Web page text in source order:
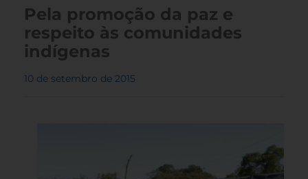
Pela promoção da paz e
respeito às comunidades
indígenas
10 de setembro de 2015